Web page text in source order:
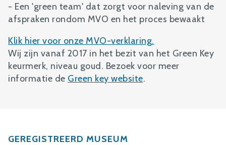
- Een 'green team' dat zorgt voor naleving van de
afspraken rondom MVO en het proces bewaakt
Klik hier voor onze MVO-verklaring.
Wij zijn vanaf 2017 in het bezit van het Green Key
keurmerk, niveau goud. Bezoek voor meer
informatie de Green key website.
GEREGISTREERD MUSEUM